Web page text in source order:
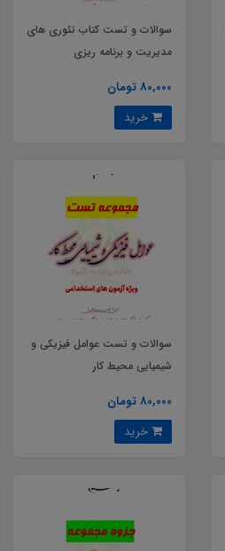
سوالات و تست کتاب تئوری های
مدیریت و برنامه ریزی
80,000 تومان
سوالات و تست عوامل فیزیکی و
شیمیایی محیط کار
80,000 تومان